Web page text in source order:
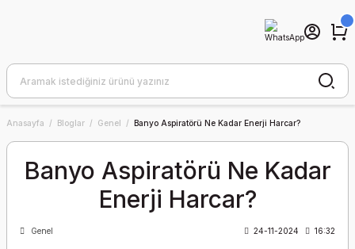
Anasayfa Bloglar Genel Banyo Aspiratörü Ne Kadar Enerji Harcar?
Banyo Aspiratörü Ne Kadar
Enerji Harcar?
Genel 24-11-2024 16:32